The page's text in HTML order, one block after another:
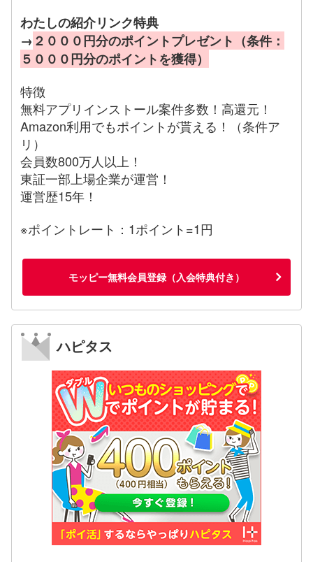
わたしの紹介リンク特典
→ ２０００円分のポイントプレゼント（条件：
５０００円分のポイントを獲得）
特徴
無料アプリインストール案件多数！高還元！
Amazon利用でもポイントが貰える！（条件ア
リ）
会員数800万人以上！
東証一部上場企業が運営！
運営歴15年！
※ポイントレート：1ポイント=1円
モッピー無料会員登録（入会特典付き）
ハピタス